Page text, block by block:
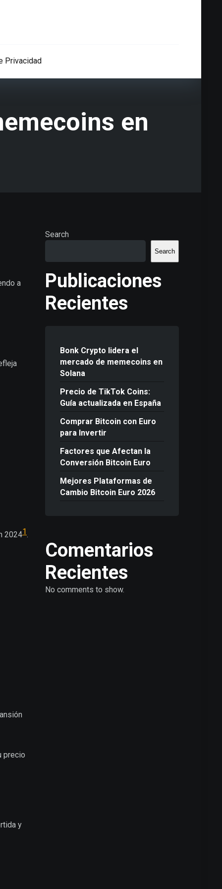
Privacidad
en
a
20241.
precio
y
Search
Search
Publicaciones
Recientes
Bonk Crypto lidera el
mercado de memecoins en
Solana
Precio de TikTok Coins:
Guía actualizada en España
Comprar Bitcoin con Euro
para Invertir
Factores que Afectan la
Conversión Bitcoin Euro
Mejores Plataformas de
Cambio Bitcoin Euro 2026
Comentarios
Recientes
No comments to show.